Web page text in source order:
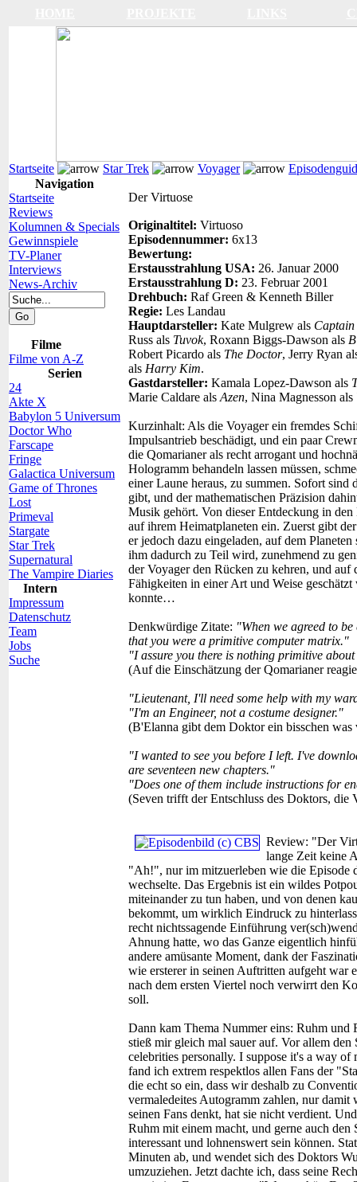
Startseite Star Trek Voyager
Navigation
Startseite
Reviews
Kolumnen & Specials
Gewinnspiele
TV-Planer
Interviews
News-Archiv
Filme
Filme von A-Z
Serien
24
Akte X
Babylon 5 Universum
Doctor Who
Farscape
Fringe
Galactica Universum
Game of Thrones
Lost
Primeval
Stargate
Star Trek
Supernatural
The Vampire Diaries
Intern
Impressum
Datenschutz
Team
Jobs
Suche
Der Virtuose
Originaltitel: Virtuoso
Episodennummer: 6x13
Bewertung:
Erstausstrahlung USA: 26. Januar 2000
Erstausstrahlung D: 23. Februar 2001
Drehbuch: Raf Green & Kenneth Biller
Regie: Les Landau
Hauptdarsteller: Kate Mulgrew als
Russ als Tuvok, Roxann Biggs-Dawson als
Robert Picardo als The Doctor, Jerry Ryan
als Harry Kim.
Gastdarsteller: Kamala Lopez-Dawson als
Marie Caldare als Azen, Nina Magnesson als
Kurzinhalt: Als die Voyager ein fremdes
Impulsantrieb beschädigt, und ein paar
die Qomarianer als recht arrogant und
Hologramm behandeln lassen müssen,
einer Laune heraus, zu summen. Sofort
gibt, und der mathematischen Präzision
Musik gehört. Von dieser Entdeckung in
auf ihrem Heimatplaneten ein. Zuerst gibt
er jedoch dazu eingeladen, auf dem
ihm dadurch zu Teil wird, zunehmend zu
der Voyager den Rücken zu kehren, und auf
Fähigkeiten in einer Art und Weise
konnte…
Denkwürdige Zitate: "When we agreed to
that you were a primitive computer matrix."
"I assure you there is nothing primitive
(Auf die Einschätzung der Qomarianer
"Lieutenant, I'll need some help with my
"I'm an Engineer, not a costume designer."
(B'Elanna gibt dem Doktor ein bisschen
"I wanted to see you before I left. I've
are seventeen new chapters."
"Does one of them include instructions for
(Seven trifft der Entschluss des Doktors, die
Review: "Der
lange Zeit keine
"Ah!", nur im mitzuerleben wie die Episode
wechselte. Das Ergebnis ist ein wildes
miteinander zu tun haben, und von denen
bekommt, um wirklich Eindruck zu
recht nichtssagende Einführung
Ahnung hatte, wo das Ganze eigentlich
andere amüsante Moment, dank der
wie ersterer in seinen Auftritten aufgeht war
nach dem ersten Viertel noch verwirrt den
soll.
Dann kam Thema Nummer eins: Ruhm und
stieß mir gleich mal sauer auf. Vor allem
celebrities personally. I suppose it's a way
fand ich extrem respektlos allen Fans der
die echt so ein, dass wir deshalb zu
vermaledeites Autogramm zahlen, nur
seinen Fans denkt, hat sie nicht verdient.
Ruhm mit einem macht, und gerne auch den
interessant und lohnenswert sein können.
Minuten ab, und wendet sich des Doktors
umzuziehen. Jetzt dachte ich, dass seine